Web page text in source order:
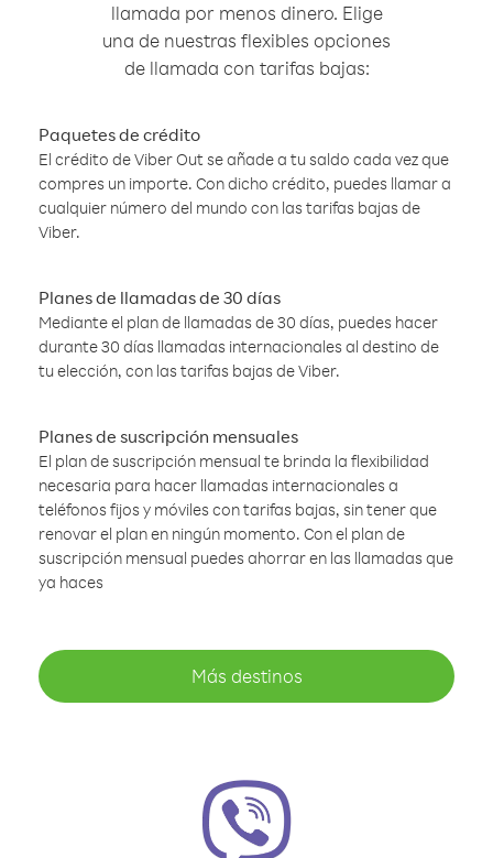
llamada por menos dinero. Elige
una de nuestras flexibles opciones
de llamada con tarifas bajas:
Paquetes de crédito
El crédito de Viber Out se añade a tu saldo cada vez que
compres un importe. Con dicho crédito, puedes llamar a
cualquier número del mundo con las tarifas bajas de
Viber.
Planes de llamadas de 30 días
Mediante el plan de llamadas de 30 días, puedes hacer
durante 30 días llamadas internacionales al destino de
tu elección, con las tarifas bajas de Viber.
Planes de suscripción mensuales
El plan de suscripción mensual te brinda la flexibilidad
necesaria para hacer llamadas internacionales a
teléfonos fijos y móviles con tarifas bajas, sin tener que
renovar el plan en ningún momento. Con el plan de
suscripción mensual puedes ahorrar en las llamadas que
ya haces
Más destinos